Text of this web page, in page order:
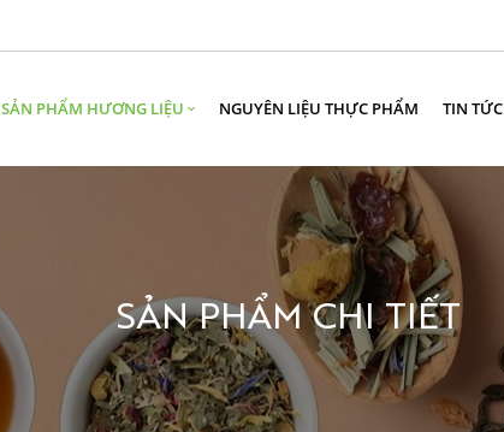
SẢN PHẨM HƯƠNG LIỆU NGUYÊN LIỆU THỰC PHẨM TIN TỨC
SẢN PHẨM CHI TIẾT